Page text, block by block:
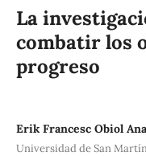
La
combatir los
progreso
Erik Francesc Obiol
Universidad de San